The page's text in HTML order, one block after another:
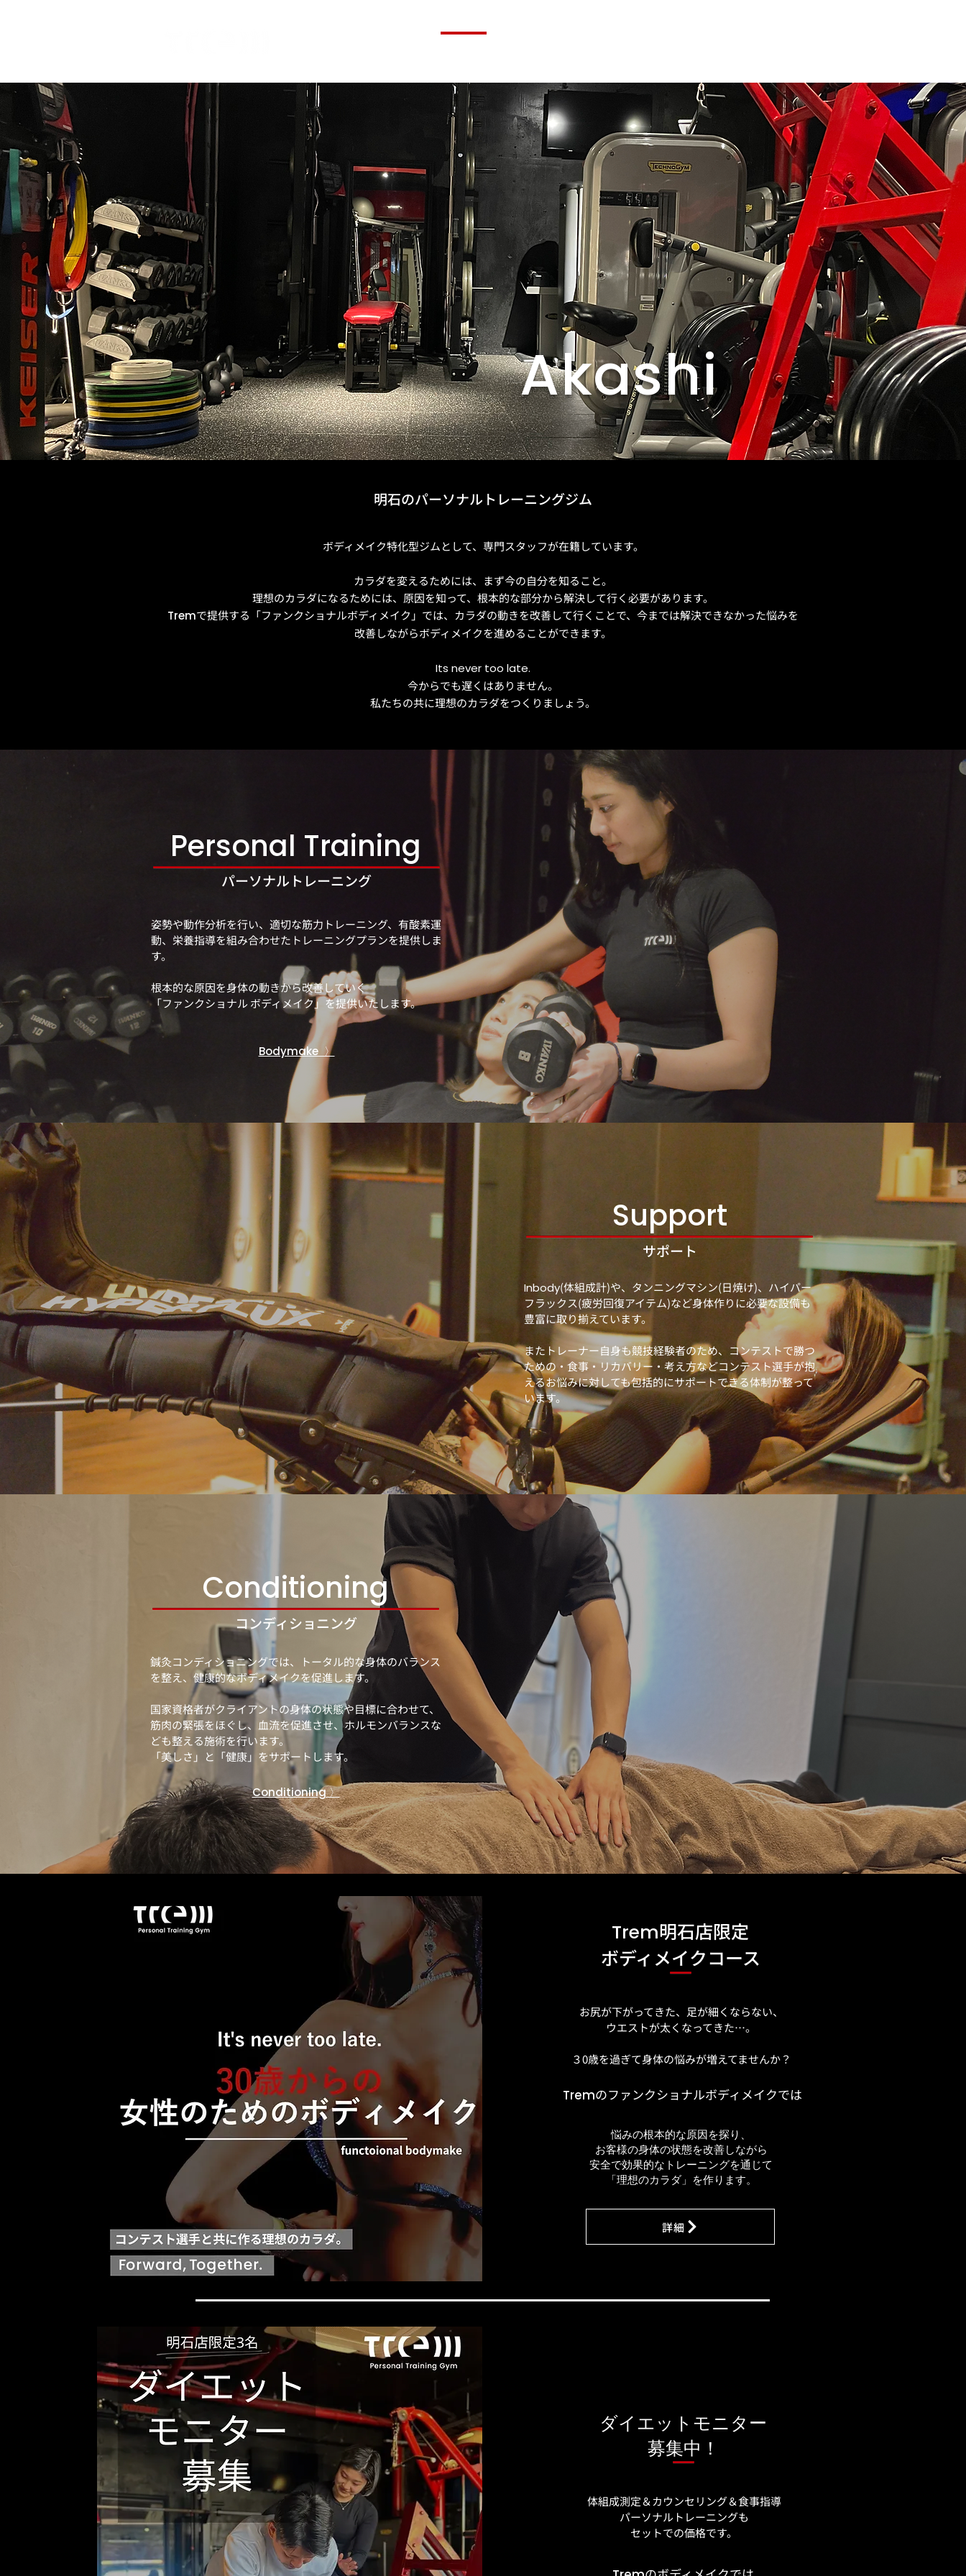
Akashi
明石のパーソナルトレーニングジム
ボディメイク特化型ジムとして、専門スタッフが在籍しています。
カラダを変えるためには、まず今の自分を知ること。
理想のカラダになるためには、原因を知って、根本的な部分から解決して行く必要があります。
Tremで提供する「ファンクショナルボディメイク」では、カラダの動きを改善して行くことで、今までは解決できなかった悩みを
改善しながらボディメイクを進めることができます。
Its never too late.
今からでも遅くはありません。
私たちの共に理想のカラダをつくりましょう。
姿勢や動作分析を行い、適切な筋力トレーニング、有酸素運
動、栄養指導を組み合わせたトレーニングプランを提供しま
す。
根本的な原因を身体の動きから改善していく
​「ファンクショナル ボディメイク」を提供いたします。
Bodymake 〉
Personal Training
​パーソナルトレーニング
Inbody(体組成計)や、タンニングマシン(日焼け)、ハイパー
フラックス(疲労回復アイテム)など身体作りに必要な設備も
豊富に取り揃えています。
またトレーナー自身も競技経験者のため、コンテストで勝つ
ための・食事・リカバリー・考え方などコンテスト選手が抱
えるお悩みに対しても包括的にサポートできる体制が整って
います。
Support
サポート
鍼灸コンディショニングでは、トータル的な身体のバランス
を整え、健康的なボディメイクを促進します。
国家資格者がクライアントの身体の状態や目標に合わせて、
筋肉の緊張をほぐし、血流を促進させ、ホルモンバランスな
ども整える施術を行います。
​「美しさ」と「健康」をサポートします。
Conditioning 〉
Conditioning
コンディショニング
Trem明石店限定
​ボディメイクコース
お尻が下がってきた、足が細くならない、
ウエストが太くなってきた…。
​３0歳を過ぎて身体の悩みが増えてませんか？
Tremのファンクショナルボディメイクでは
悩みの根本的な原因を探り、
お客様の身体の状態を改善しながら
安全で効果的なトレーニングを通じて
​「理想のカラダ」を作ります。
詳細
ダイエットモニター
​募集中！
体組成測定＆カウンセリング＆食事指導
パーソナルトレーニングも
​セットでの価格です。